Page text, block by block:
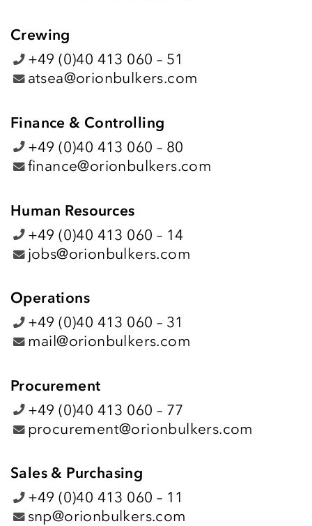
Crewing
+49 (0)40 413 060 – 51
atsea@orionbulkers.com
Finance & Controlling
+49 (0)40 413 060 – 80
finance@orionbulkers.com
Human Resources
+49 (0)40 413 060 – 14
jobs@orionbulkers.com
Operations
+49 (0)40 413 060 – 31
mail@orionbulkers.com
Procurement
+49 (0)40 413 060 – 77
procurement@orionbulkers.com
Sales & Purchasing
+49 (0)40 413 060 – 11
snp@orionbulkers.com